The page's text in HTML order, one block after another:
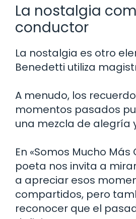
La nostalgia
conductor
La nostalgia es otro
Benedetti utiliza
A menudo, los
momentos pasados
una mezcla de alegría
En «Somos Mucho Más
poeta nos invita a
a apreciar esos
compartidos, pero
reconocer que el